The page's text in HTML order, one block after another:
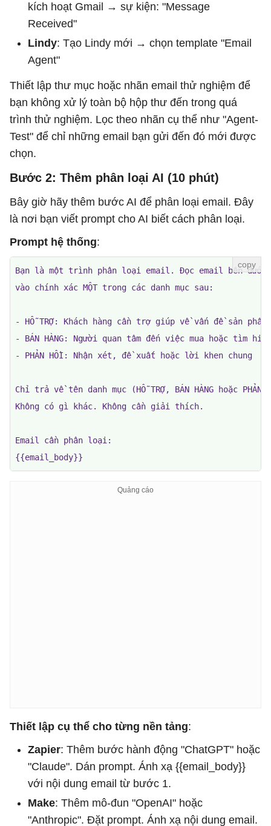
kích hoạt Gmail → sự kiện: "Message
Received"
Lindy: Tạo Lindy mới → chọn template "Email
Agent"
Thiết lập thư mục hoặc nhãn email thử nghiệm để
bạn không xử lý toàn bộ hộp thư đến trong quá
trình thử nghiệm. Lọc theo nhãn cụ thể như "Agent-
Test" để chỉ những email bạn gửi đến đó mới được
chọn.
Bước 2: Thêm phân loại AI (10 phút)
Bây giờ hãy thêm bước AI để phân loại email. Đây
là nơi bạn viết prompt cho AI biết cách phân loại.
Prompt hệ thống:
Bạn là một trình phân loại email. Đọc email bên dưới
vào chính xác MỘT trong các danh mục sau:
- HỖ TRỢ: Khách hàng cần trợ giúp về vấn đề sản
- BÁN HÀNG: Người quan tâm đến việc mua hoặc tìm
- PHẢN HỒI: Nhận xét, đề xuất hoặc lời khen chung
Chỉ trả về tên danh mục (HỖ TRỢ, BÁN HÀNG hoặc PHẢN
Không có gì khác. Không cần giải thích.
Email cần phân loại:
{{email_body}}
Thiết lập cụ thể cho từng nền tảng:
Zapier: Thêm bước hành động "ChatGPT" hoặc
"Claude". Dán prompt. Ánh xạ {{email_body}}
với nội dung email từ bước 1.
Make: Thêm mô-đun "OpenAI" hoặc
"Anthropic". Đặt prompt. Ánh xạ nội dung email.